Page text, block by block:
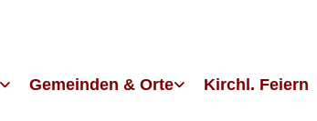
Gemeinden & Orte Kirchl. Feiern